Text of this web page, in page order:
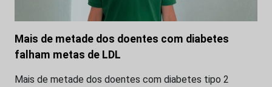
Mais de metade dos doentes com diabetes
falham metas de LDL
Mais de metade dos doentes com diabetes tipo 2